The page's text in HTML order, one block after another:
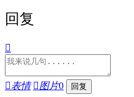
回复

表情 图片0